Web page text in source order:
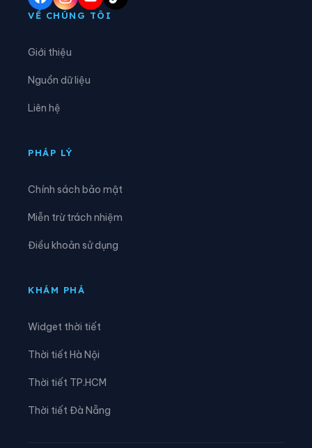
Xã Si Pa Phìn
Xã Tuần Giáo
VỀ CHÚNG TÔI
Giới thiệu
Nguồn dữ liệu
Liên hệ
PHÁP LÝ
Chính sách bảo mật
Miễn trừ trách nhiệm
Điều khoản sử dụng
KHÁM PHÁ
Widget thời tiết
Thời tiết Hà Nội
Thời tiết TP.HCM
Thời tiết Đà Nẵng